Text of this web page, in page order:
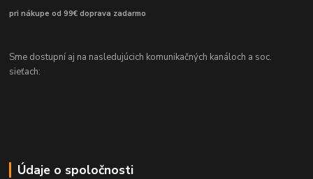
pri nákupe od 99€ doprava zadarmo
Sme dostupní aj na nasledujúcich komunikačných kanáloch a soc.
sieťach:
Údaje o spoločnosti